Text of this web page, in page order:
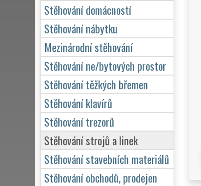
Stěhování domácností
Stěhování nábytku
Mezinárodní stěhování
Stěhování ne/bytových prostor
Stěhování těžkých břemen
Stěhování klavírů
Stěhování trezorů
Stěhování strojů a linek
Stěhování stavebních materiálů
Stěhování obchodů, prodejen